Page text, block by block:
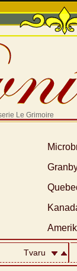
Le Grimoire
Tvaru